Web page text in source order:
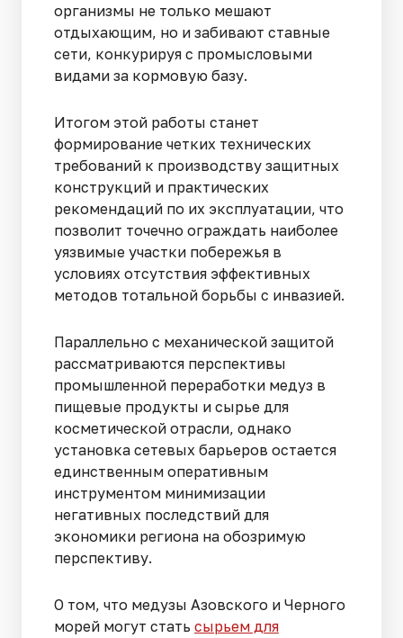
организмы не только мешают
отдыхающим, но и забивают ставные
сети, конкурируя с промысловыми
видами за кормовую базу.
Итогом этой работы станет
формирование четких технических
требований к производству защитных
конструкций и практических
рекомендаций по их эксплуатации, что
позволит точечно ограждать наиболее
уязвимые участки побережья в
условиях отсутствия эффективных
методов тотальной борьбы с инвазией.
Параллельно с механической защитой
рассматриваются перспективы
промышленной переработки медуз в
пищевые продукты и сырье для
косметической отрасли, однако
установка сетевых барьеров остается
единственным оперативным
инструментом минимизации
негативных последствий для
экономики региона на обозримую
перспективу.
О том, что медузы Азовского и Черного
морей могут стать сырьем для